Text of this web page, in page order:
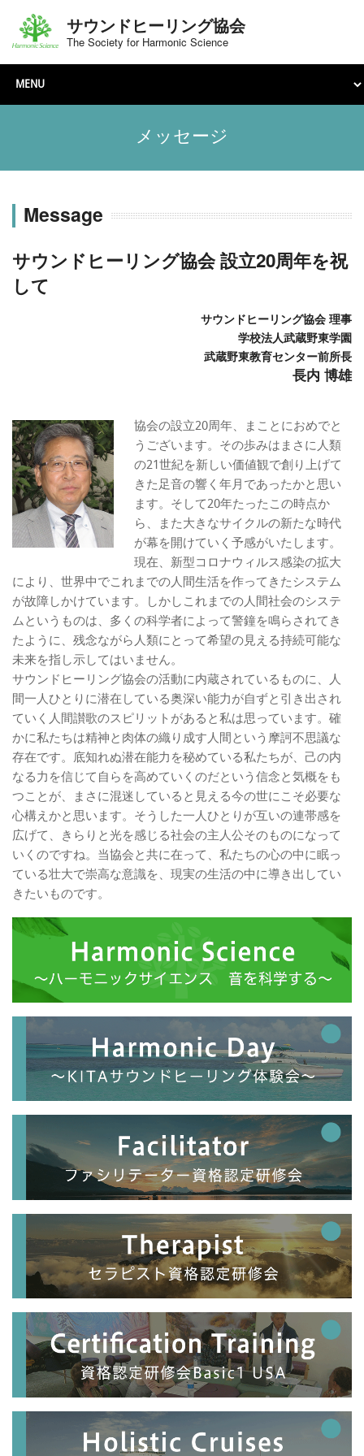
サウンドヒーリング協会
The Society for Harmonic Science
メッセージ
Message
サウンドヒーリング協会 設立20周年を祝
して
サウンドヒーリング協会 理事
学校法人武蔵野東学園
武蔵野東教育センター前所長
長内 博雄
協会の設立20周年、まことにおめでと
うございます。その歩みはまさに人類
の21世紀を新しい価値観で創り上げて
きた足音の響く年月であったかと思い
ます。そして20年たったこの時点か
ら、また大きなサイクルの新たな時代
が幕を開けていく予感がいたします。
現在、新型コロナウィルス感染の拡大
により、世界中でこれまでの人間生活を作ってきたシステム
が故障しかけています。しかしこれまでの人間社会のシステ
ムというものは、多くの科学者によって警鐘を鳴らされてき
たように、残念ながら人類にとって希望の見える持続可能な
未来を指し示してはいません。
サウンドヒーリング協会の活動に内蔵されているものに、人
間一人ひとりに潜在している奥深い能力が自ずと引き出され
ていく人間讃歌のスピリットがあると私は思っています。確
かに私たちは精神と肉体の織り成す人間という摩訶不思議な
存在です。底知れぬ潜在能力を秘めている私たちが、己の内
なる力を信じて自らを高めていくのだという信念と気概をも
つことが、まさに混迷していると見える今の世にこそ必要な
心構えかと思います。そうした一人ひとりが互いの連帯感を
広げて、きらりと光を感じる社会の主人公そのものになって
いくのですね。当協会と共に在って、私たちの心の中に眠っ
ている壮大で崇高な意識を、現実の生活の中に導き出してい
きたいものです。